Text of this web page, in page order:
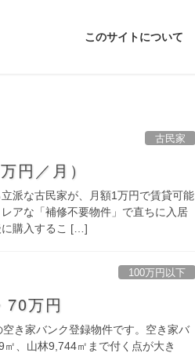
このサイトについて
古民家
円／月）
派な古民家が、月額1万円で賃貸可能
アな「補修不要物件」で直ちに入居
に購入するこ […]
100万円以下
70万円
き家バンク登録物件です。空き家バ
、山林9,744㎡まで付く点が大き